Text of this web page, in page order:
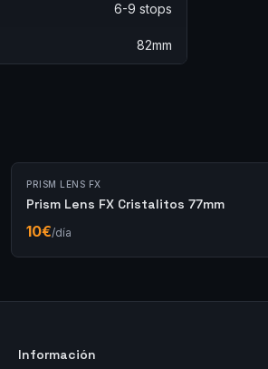
6-9 stops
82mm
PRISM LENS FX
Prism Lens FX Cristalitos 77mm
10€/día
Información